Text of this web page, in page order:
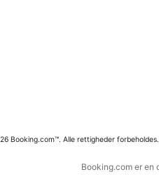
Booking.com™. Alle rettigheder forbeholdes.
Booking.com er en